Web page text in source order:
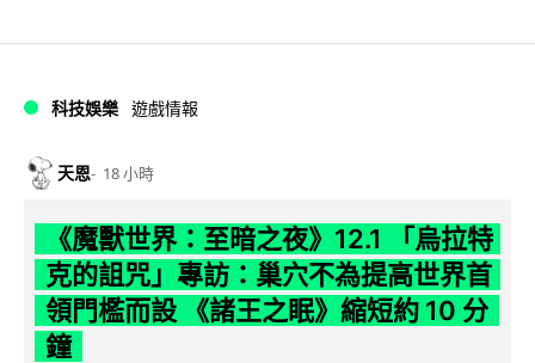
科技娛樂 遊戲情報
天恩 18 小時
《魔獸世界：至暗之夜》12.1 「烏拉特
克的詛咒」專訪：巢穴不為提高世界首
領門檻而設 《諸王之眠》縮短約 10 分
鐘